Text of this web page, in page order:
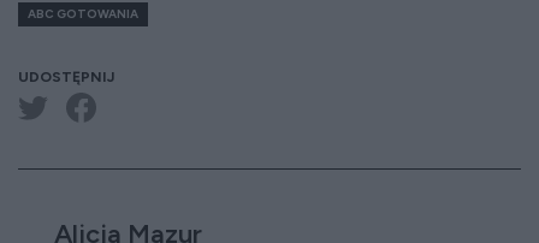
ABC GOTOWANIA
UDOSTĘPNIJ
Alicja Mazur